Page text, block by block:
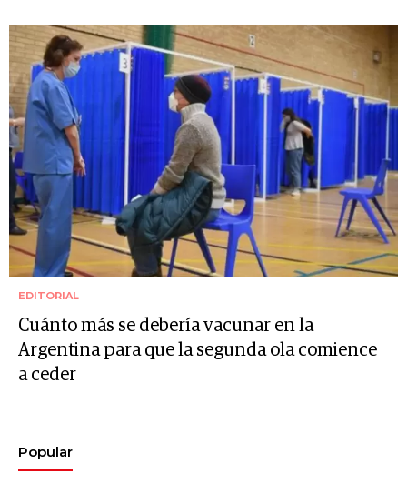
EDITORIAL
Cuánto más se debería vacunar en la
Argentina para que la segunda ola comience
a ceder
Popular